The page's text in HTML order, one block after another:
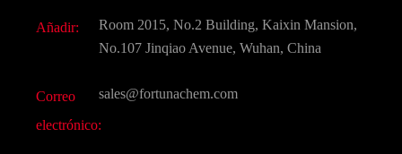
Sabores y fragancias
CAS químico
Todos los productos químicos finos
Preguntas frecuentes (FAQ)
Añadir:
Room 2015, No.2 Building, Kaixin Mansion,
No.107 Jinqiao Avenue, Wuhan, China
Correo
electrónico:
sales@fortunachem.com